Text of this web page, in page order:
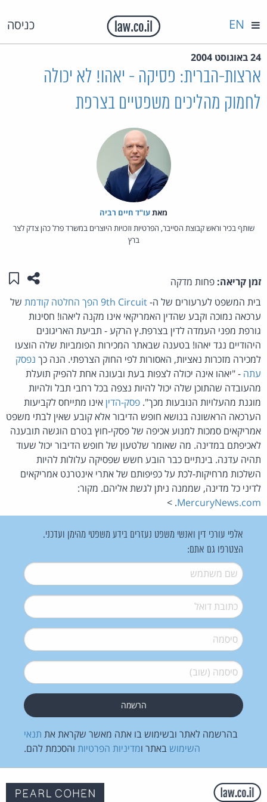
כניסה EN
24 באוגוסט 2004
ארצות-הברית: פסיקה - יאהו! לא יכולה
לחמוק מהליכים משפטיים בצרפת
מאת‏עו"ד חיים רביה
שותף בכיר וראש קבוצת הסייבר, הפרטיות וזכויות היוצרים במשרד פרל כהן צדק לצר
ברץ
זמן קריאה: פחות מדקה שתפו
בית המשפט לערעורים של ה-9th Circuit הפך החלטה קודמת של
ערכאה נמוכה וקבע שהדין האמריקאי אינו מקנה ליאהו! חסינות
גורפת מפני העמדה לדין בצרפת.ץ הרקע - תביעת האריגונים
היהודיים נגד יאהו! בטענה שבאתר המכירות הפומביות שלה הוצעו
למכירה מזכרות נאציות, האסורות לפי החוק הצרפתי. הנה כך נפסק
עתה - "יאהו אינה יכולה לצפות בעת ובעונה אחת להפיק תועלת
מהעובדה שהתוכן שלה יכול להיות נצפה בכל רחבי תבל ולהיות
מוגנת מהעלויות הנובעות מכך". פסק-הדיןאינו מתייחס לקביעות
הערכאה הראשונה בנושא חופש הדיבור אלא קובע שאין לבתי משפט
אמריקאים סמכות למנוע אכיפה של פסקי-חוץ בטרם הוגשה תובענה
לאכיפתם במדינה. מה שאומר שלטעון של חופש הדיבור יכול שעוד
תהיה עדנה. בינתיים כבר הובע חשש שפסיקה עלולות להיות
השלכות מרחיקות-לכת על כפיפותם של אתרי אינטרנט אמריקאים
לדיני כל מדינה, שממנה ניתן לגשת אליהם. מקור:
MercuryNews.com
. >
אלפי עורכי דין ואנשי משפט נעזרים בידע משפטי מהימן ועדכני.
הצטרפו גם אתם:
שם משתמש*
דואל*
סיסמה*
סיסמה (שוב)*
בהרשמה לאתר ובשימוש בו אתה מאשר שקראת את תנאי
השימוש באתר ומדיניות הפרטיות והסכמת להם.